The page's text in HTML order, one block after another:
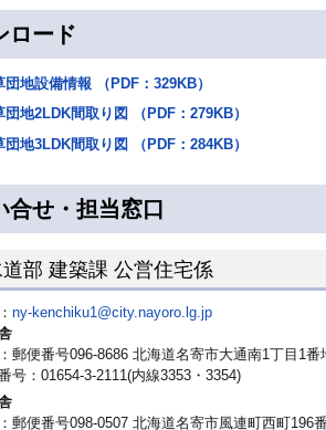
ロード
団地設備情報 （PDF：329KB）
団地2LDK間取り図 （PDF：279KB）
団地3LDK間取り図 （PDF：284KB）
合せ・担当窓口
部 建築課 公営住宅係
ny-kenchiku1@city.nayoro.lg.jp
郵便番号096-8686 北海道名寄市大通南1丁目1番
号：01654-3-2111(内線3353・3354)
郵便番号098-0507 北海道名寄市風連町西町196